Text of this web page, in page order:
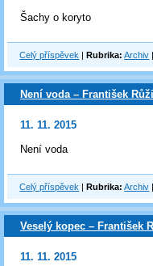
Šachy o koryto
Celý příspěvek |Rubrika: Archiv
Není voda – František
11. 11. 2015
Není voda
Celý příspěvek |Rubrika: Archiv
Veselý kopec – František
11. 11. 2015